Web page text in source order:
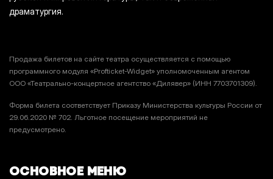
драматургия.
Продажа билетов на сайте театра осуществляется с помощью
программного модуля «Profticket-Widget» уполномоченным агентом
ООО «Театрально-концертное агентство «Дилявер» (ИНН 7703701309).
Форма билета соответствует Приказу Министерства культуры России от
29.06.2020 № 702. Льготное посещение мероприятий не
предусмотрено.
ОСНОВНОЕ МЕНЮ